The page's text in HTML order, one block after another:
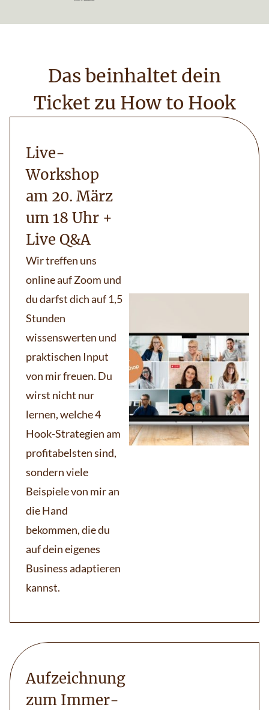
Das beinhaltet dein
Ticket zu How to Hook
Live-
Workshop
am 20. März
um 18 Uhr +
Live Q&A
Wir treffen uns
online auf Zoom und
du darfst dich auf 1,5
Stunden
wissenswerten und
praktischen Input
von mir freuen. Du
wirst nicht nur
lernen, welche 4
Hook-Strategien am
profitabelsten sind,
sondern viele
Beispiele von mir an
die Hand
bekommen, die du
auf dein eigenes
Business adaptieren
kannst.
Aufzeichnung
zum Immer-